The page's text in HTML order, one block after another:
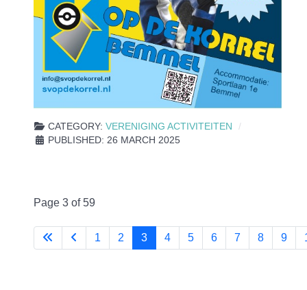
CATEGORY: VERENIGING ACTIVITEITEN
PUBLISHED: 26 MARCH 2025
Page 3 of 59
1 2 3 4 5 6 7 8 9